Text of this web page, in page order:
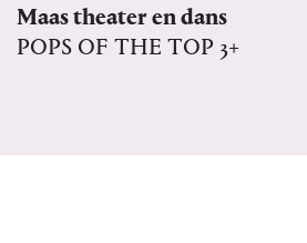
Maas theater en dans
POPS OF THE TOP 3+